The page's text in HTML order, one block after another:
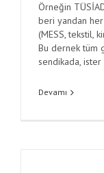
Örneğin
beri yandan
(MESS, tekstil,
Bu dernek tüm
sendikada,
Devamı